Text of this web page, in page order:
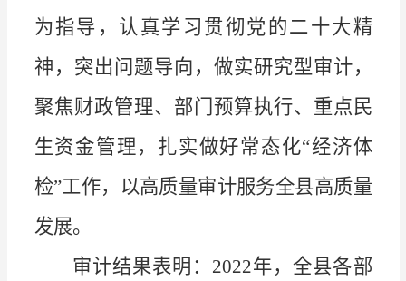
为指导，认真学习贯彻党的二十大精
神，突出问题导向，做实研究型审计，
聚焦财政管理、部门预算执行、重点民
生资金管理，扎实做好常态化“经济体
检”工作，以高质量审计服务全县高质量
发展。
审计结果表明： 2022年，全县各部